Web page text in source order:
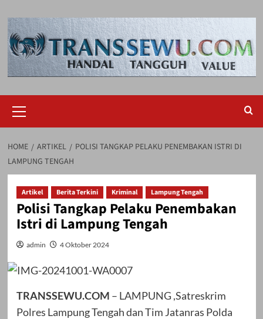
to
content
Menu
HOME ARTIKEL
POLISI TANGKAP PELAKU PENEMBAKAN ISTRI DI
LAMPUNG TENGAH
Artikel Berita Terkini Kriminal Lampung Tengah
Polisi Tangkap Pelaku Penembakan
Istri di Lampung Tengah
admin 4 Oktober 2024
TRANSSEWU.COM – LAMPUNG ,Satreskrim
Polres Lampung Tengah dan Tim Jatanras Polda